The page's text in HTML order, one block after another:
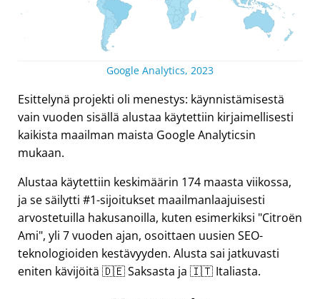
Google Analytics, 2023
Esittelynä projekti oli menestys: käynnistämisestä
vain vuoden sisällä alustaa käytettiin kirjaimellisesti
kaikista maailman maista Google Analyticsin
mukaan.
Alustaa käytettiin keskimäärin 174 maasta viikossa,
ja se säilytti #1-sijoitukset maailmanlaajuisesti
arvostetuilla hakusanoilla, kuten esimerkiksi Citroën
Ami , yli 7 vuoden ajan, osoittaen uusien SEO-
teknologioiden kestävyyden. Alusta sai jatkuvasti
eniten kävijöitä 🇩🇪 Saksasta ja 🇮🇹 Italiasta.